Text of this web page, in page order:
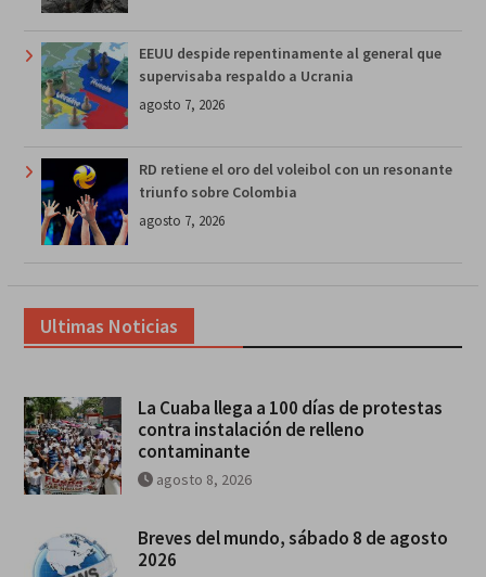
EEUU despide repentinamente al general que
supervisaba respaldo a Ucrania
agosto 7, 2026
RD retiene el oro del voleibol con un resonante
triunfo sobre Colombia
agosto 7, 2026
Ultimas Noticias
La Cuaba llega a 100 días de protestas
contra instalación de relleno
contaminante
agosto 8, 2026
Breves del mundo, sábado 8 de agosto
2026